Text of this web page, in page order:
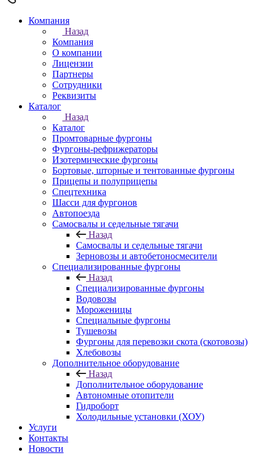
Компания
Назад
Компания
О компании
Лицензии
Партнеры
Сотрудники
Реквизиты
Каталог
Назад
Каталог
Промтоварные фургоны
Фургоны-рефрижераторы
Изотермические фургоны
Бортовые, шторные и тентованные фургоны
Прицепы и полуприцепы
Спецтехника
Шасси для фургонов
Автопоезда
Самосвалы и седельные тягачи
Назад
Самосвалы и седельные тягачи
Зерновозы и автобетоносмесители
Специализированные фургоны
Назад
Специализированные фургоны
Водовозы
Мороженицы
Специальные фургоны
Тушевозы
Фургоны для перевозки скота (скотовозы)
Хлебовозы
Дополнительное оборудование
Назад
Дополнительное оборудование
Автономные отопители
Гидроборт
Холодильные установки (ХОУ)
Услуги
Контакты
Новости